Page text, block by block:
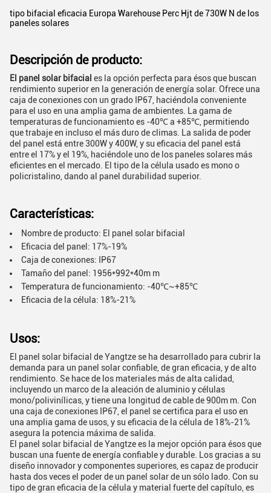
tipo bifacial eficacia Europa Warehouse Perc Hjt de 730W N de los
paneles solares
Descripción de producto:
El panel solar bifacial es la opción perfecta para ésos que buscan
rendimiento superior en la generación de energía solar. Ofrece una
caja de conexiones con un grado IP67, haciéndola conveniente
para el uso en una amplia gama de ambientes. La gama de
temperaturas de funcionamiento es -40℃ a +85℃, permitiendo
que trabaje en incluso el más duro de climas. La salida de poder
del panel está entre 300W y 400W, y su eficacia del panel está
entre el 17% y el 19%, haciéndole uno de los paneles solares más
eficientes en el mercado. El tipo de la célula usado es mono o
policristalino, dando al panel durabilidad superior.
Características:
Nombre de producto: El panel solar bifacial
Eficacia del panel: 17%-19%
Caja de conexiones: IP67
Tamaño del panel: 1956*992*40m m
Temperatura de funcionamiento: -40℃~+85℃
Eficacia de la célula: 18%-21%
Usos:
El panel solar bifacial de Yangtze se ha desarrollado para cubrir la
demanda para un panel solar confiable, de gran eficacia, y de alto
rendimiento. Se hace de los materiales más de alta calidad,
incluyendo un marco de la aleación de aluminio y células
mono/polivinílicas, y tiene una longitud de cable de 900m m. Con
una caja de conexiones IP67, el panel se certifica para el uso en
una amplia gama de usos, y su eficacia de la célula de 18%-21%
asegura la potencia máxima de salida.
El panel solar bifacial de Yangtze es la mejor opción para ésos que
buscan una fuente de energía confiable y durable. Los gracias a su
diseño innovador y componentes superiores, es capaz de producir
hasta dos veces el poder de un panel solar de un sólo lado. Con su
tipo de gran eficacia de la célula y material fuerte del capítulo, es